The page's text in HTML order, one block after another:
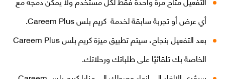
أي عرض أو تجربة سابقة لخدمة كريم بلس Careem Plus.
بعد التفعيل بنجاح، سيتم تطبيق ميزة كريم بلس Careem Plus
الخاصة بك تلقائيًا على طلباتك ورحلاتك.